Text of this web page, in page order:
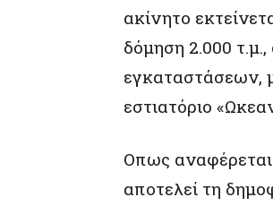
ακίνητο
δόμηση 2.000
εγκαταστάσεων,
εστιατόριο
Οπως
αποτελεί τη